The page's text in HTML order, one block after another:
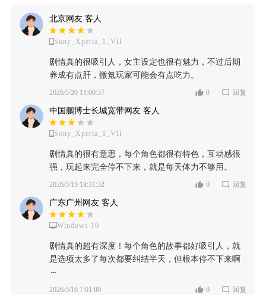
北京网友 客人
Sony_Xperia_1_VII
剧情真的很吸引人，女主设定也很有魅力，不过后期
养成有点肝，微氪玩家可能会有点吃力。
2026/5/20 11:00:37 0 回复
中国鹏博士长城宽带网友 客人
Sony_Xperia_1_VII
剧情真的很有意思，每个角色都很有特色，互动感很
强，玩起来完全停不下来，就是每天体力不够用。
2026/5/19 18:31:32 0 回复
广东广州网友 客人
Windows 10
剧情真的超有深度！每个角色的故事都好吸引人，就
是选项太多了每次都要纠结半天，但根本停不下来啊
～
2026/5/16 7:01:00 0 回复